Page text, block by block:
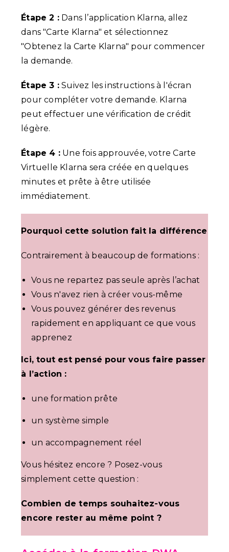
Étape 2 : Dans l’application Klarna, allez
dans "Carte Klarna" et sélectionnez
"Obtenez la Carte Klarna" pour commencer
la demande.
Étape 3 : Suivez les instructions à l'écran
pour compléter votre demande. Klarna
peut effectuer une vérification de crédit
légère.
Étape 4 : Une fois approuvée, votre Carte
Virtuelle Klarna sera créée en quelques
minutes et prête à être utilisée
immédiatement.
Pourquoi cette solution fait la différence
Contrairement à beaucoup de formations :
Vous ne repartez pas seule après l’achat
Vous n'avez rien à créer vous-même
Vous pouvez générer des revenus
rapidement en appliquant ce que vous
apprenez
Ici, tout est pensé pour vous faire passer
à l’action :
une formation prête
un système simple
un accompagnement réel
Vous hésitez encore ? Posez-vous
simplement cette question :
Combien de temps souhaitez-vous
encore rester au même point ?